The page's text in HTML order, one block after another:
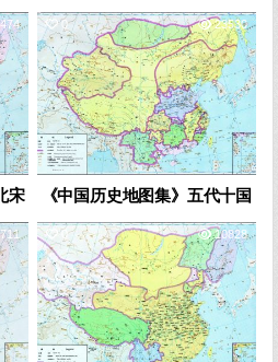
宋
0 23530
《中国历史地图集》五代十国
0 10828